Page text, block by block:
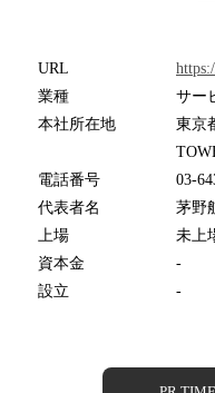
URL
業種
サー
本社所在地
東京
電話番号
03-
代表者名
茅野
上場
未上
資本金
-
設立
-